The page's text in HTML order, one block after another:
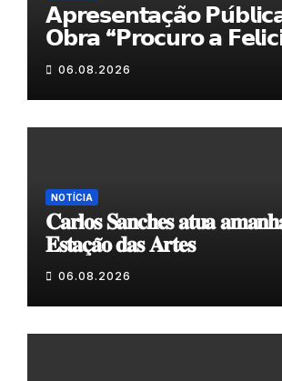
𝗔𝗽𝗿𝗲𝘀𝗲𝗻𝘁𝗮𝗰̧𝗮̃𝗼
𝗢𝗯𝗿𝗮 “𝗣𝗿𝗼𝗰𝘂𝗿𝗼 𝗮
𝗲𝗹𝗮 𝗺𝗼𝗿𝗮 𝗰𝗼𝗺𝗶𝗴𝗼”
06.08.2026
NOTÍCIA
𝐂𝐚𝐫𝐥𝐨𝐬 𝐒𝐚𝐧𝐜𝐡𝐞𝐬 𝐚𝐭𝐮𝐚
𝐄𝐬𝐭𝐚𝐜̧𝐚̃𝐨 𝐝𝐚𝐬 𝐀𝐫𝐭𝐞𝐬
06.08.2026